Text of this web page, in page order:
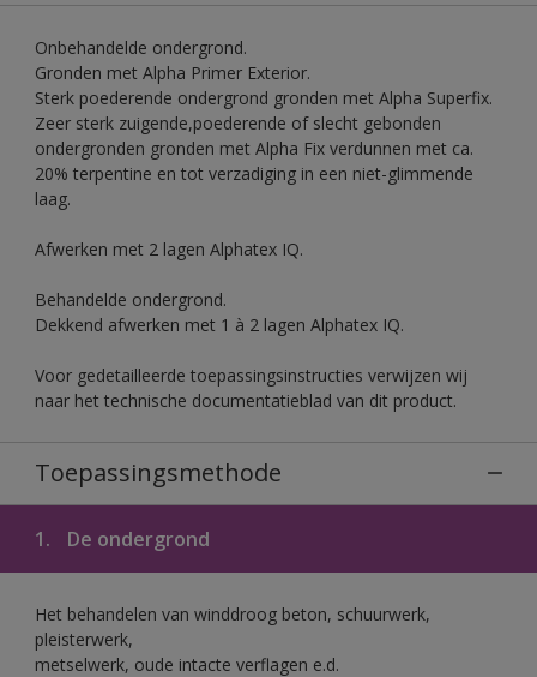
Onbehandelde ondergrond.
Gronden met Alpha Primer Exterior.
Sterk poederende ondergrond gronden met Alpha Superfix.
Zeer sterk zuigende,poederende of slecht gebonden
ondergronden gronden met Alpha Fix verdunnen met ca.
20% terpentine en tot verzadiging in een niet-glimmende
laag.
Afwerken met 2 lagen Alphatex IQ.
Behandelde ondergrond.
Dekkend afwerken met 1 à 2 lagen Alphatex IQ.
Voor gedetailleerde toepassingsinstructies verwijzen wij
naar het technische documentatieblad van dit product.
Toepassingsmethode
1. De ondergrond
Het behandelen van winddroog beton, schuurwerk,
pleisterwerk,
metselwerk, oude intacte verflagen e.d.